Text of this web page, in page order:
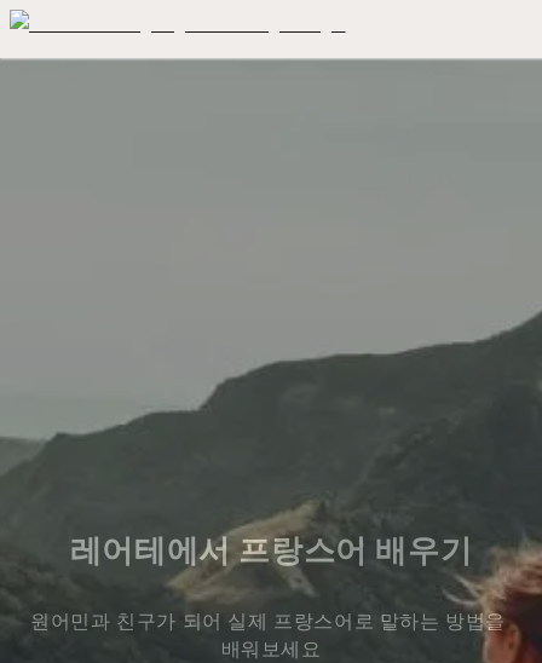
레어테에서 프랑스어 배우기
원어민과 친구가 되어 실제 프랑스어로 말하는 방법을
배워보세요